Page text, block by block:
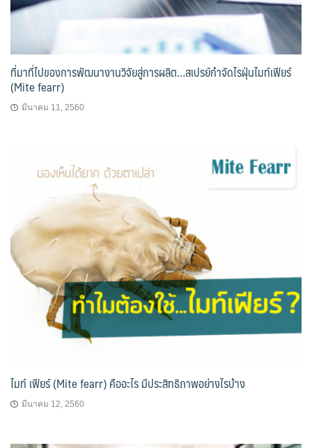
ที่มาที่ไปของการพัฒนางานวิจัยสู่การผลิต…สเปรย์กำจัดไรฝุ่นไมท์เฟียร์
(Mite fearr)
มีนาคม 11, 2560
ไมท์ เฟียร์ (Mite fearr) คืออะไร มีประสิทธิภาพอย่างไรบ้าง
มีนาคม 12, 2560